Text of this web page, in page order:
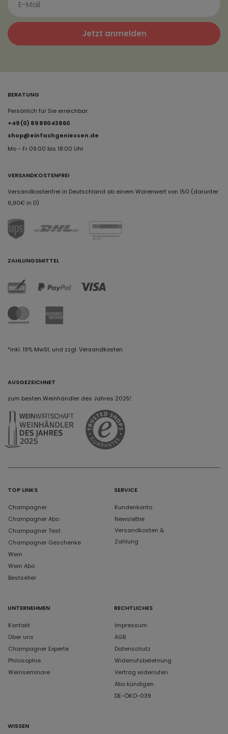
Jetzt anmelden
BERATUNG
Persönlich für Sie erreichbar:
+49 (0) 89 89043860
shop@einfachgeniessen.de
Mo - Fr 09:00 bis 18:00 Uhr
VERSANDKOSTENFREI
Versandkostenfrei in Deutschland ab einem Warenwert von 150 (darunter
6,90€ in D)
ZAHLUNGSMITTEL
*inkl. 19% MwSt. und zzgl. Versandkosten
AUSGEZEICHNET
zum besten Weinhändler des Jahres 2025!
TOP LINKS
Champagner
Champagner Abo
Champagner Test
Champagner Geschenke
Wein
Wein Abo
Bestseller
SERVICE
Kundenkonto
Newsletter
Versandkosten &
Zahlung
UNTERNEHMEN
Kontakt
Über uns
Champagner Experte
Philosophie
Weinseminare
RECHTLICHES
Impressum
AGB
Datenschutz
Widerrufsbelehrung
Vertrag widerrufen
Abo kündigen
DE-ÖKO-039
WISSEN